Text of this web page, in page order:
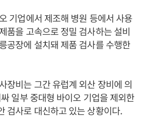
기업에서 제조해 병원 등에서 사용
품을 고속으로 정밀 검사하는 설비
공장에 설치돼 제품 검사를 수행한
장비는 그간 유럽계 외산 장비에 의
일부 중대형 바이오 기업을 제외한
검사로 대신하고 있는 상황이다.